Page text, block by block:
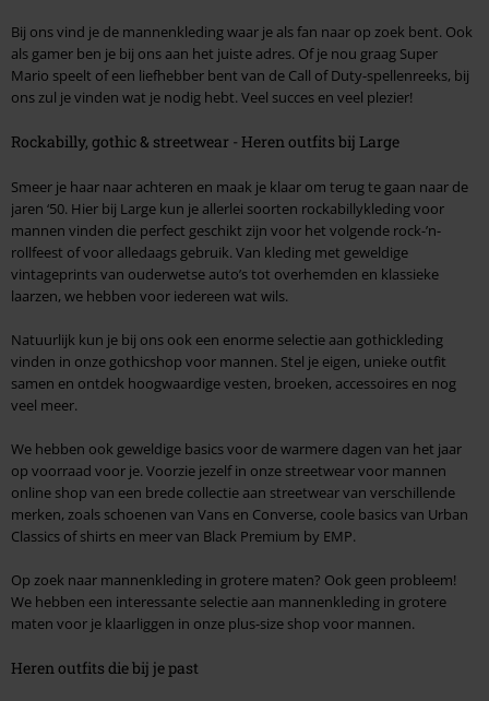
Bij ons vind je de mannenkleding waar je als fan naar op zoek bent. Ook
als gamer ben je bij ons aan het juiste adres. Of je nou graag Super
Mario speelt of een liefhebber bent van de Call of Duty-spellenreeks, bij
ons zul je vinden wat je nodig hebt. Veel succes en veel plezier!
Rockabilly, gothic & streetwear - Heren outfits bij Large
Smeer je haar naar achteren en maak je klaar om terug te gaan naar de
jaren ‘50. Hier bij Large kun je allerlei soorten rockabillykleding voor
mannen vinden die perfect geschikt zijn voor het volgende rock-’n-
rollfeest of voor alledaags gebruik. Van kleding met geweldige
vintageprints van ouderwetse auto’s tot overhemden en klassieke
laarzen, we hebben voor iedereen wat wils.
Natuurlijk kun je bij ons ook een enorme selectie aan gothickleding
vinden in onze gothicshop voor mannen. Stel je eigen, unieke outfit
samen en ontdek hoogwaardige vesten, broeken, accessoires en nog
veel meer.
We hebben ook geweldige basics voor de warmere dagen van het jaar
op voorraad voor je. Voorzie jezelf in onze streetwear voor mannen
online shop van een brede collectie aan streetwear van verschillende
merken, zoals schoenen van Vans en Converse, coole basics van Urban
Classics of shirts en meer van Black Premium by EMP.
Op zoek naar mannenkleding in grotere maten? Ook geen probleem!
We hebben een interessante selectie aan mannenkleding in grotere
maten voor je klaarliggen in onze plus-size shop voor mannen.
Heren outfits die bij je past